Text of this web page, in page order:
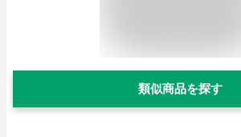
類似商品を探す